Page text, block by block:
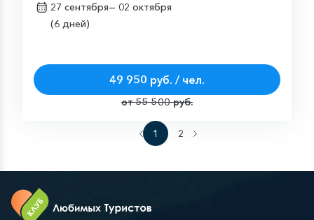
27 сентября— 02 октября
(6 дней)
49 950 руб. / чел.
от 55 500 руб.
1 2